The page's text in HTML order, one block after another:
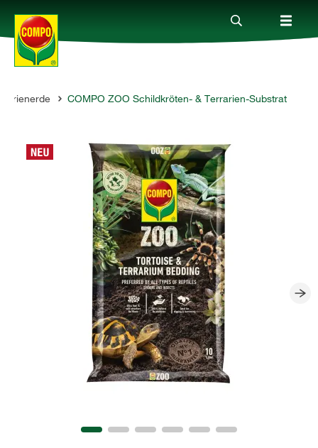
Produkte
Ratgeber
COMPO ZOO Schildkröten- & Terrarien-Substrat